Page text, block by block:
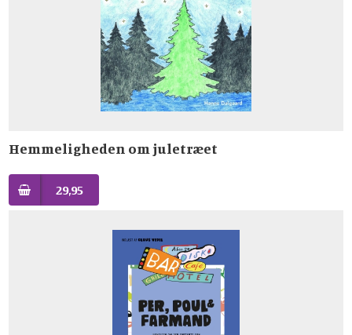
Hemmeligheden om juletræet
29,95